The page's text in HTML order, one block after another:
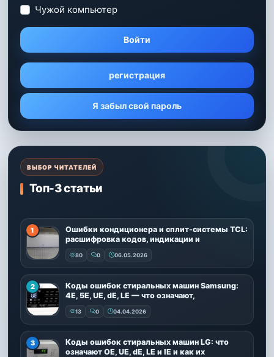
Чужой компьютер
Войти
регистрация
Я забыл свой пароль
ВЫБОР ЧИТАТЕЛЕЙ
Топ-3 статьи
Ошибки кондиционера и сплит-системы TCL:
расшифровка кодов, индикации и
80 0 06.05.2026
Коды ошибок стиральных машин Samsung:
4E, 5E, UE, dE, LE — что означают,
13 0 04.04.2026
Коды ошибок стиральных машин LG: что
означают OE, UE, dE, LE и IE и как их